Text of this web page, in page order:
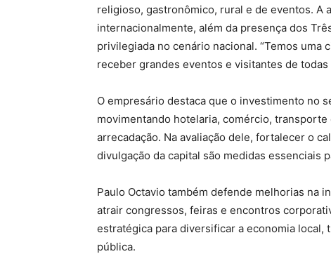
religioso, gastronômico, rural e de eventos. A
internacionalmente, além da presença dos
privilegiada no cenário nacional. “Temos uma
receber grandes eventos e visitantes de
O empresário destaca que o investimento no
movimentando hotelaria, comércio,
arrecadação. Na avaliação dele, fortalecer o
divulgação da capital são medidas essenciais
Paulo Octavio também defende melhorias na
atrair congressos, feiras e encontros
estratégica para diversificar a economia
pública.